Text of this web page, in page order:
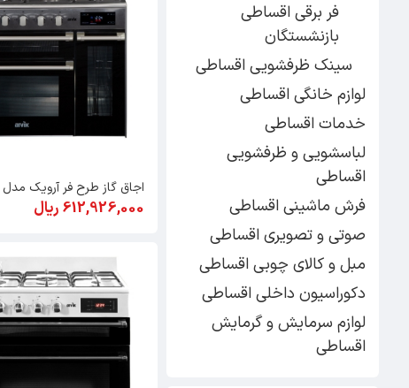
فر برقی اقساطی
بازنشستگان
سینک ظرفشویی اقساطی
لوازم خانگی اقساطی
خدمات اقساطی
لباسشویی و ظرفشویی
اقساطی
فرش ماشینی اقساطی
صوتی و تصویری اقساطی
مبل و کالای چوبی اقساطی
دکوراسیون داخلی اقساطی
لوازم سرمایش و گرمایش
اقساطی
اجاق گاز طرح فر آرویک مدل 503FL
612,926,000 ریال